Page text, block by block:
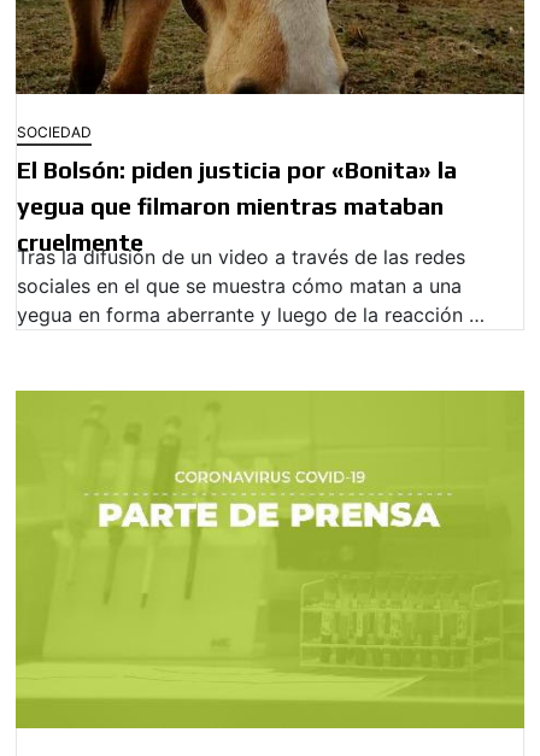
SOCIEDAD
El Bolsón: piden justicia por «Bonita» la
yegua que filmaron mientras mataban
cruelmente
Tras la difusión de un video a través de las redes
sociales en el que se muestra cómo matan a una
yegua en forma aberrante y luego de la reacción …